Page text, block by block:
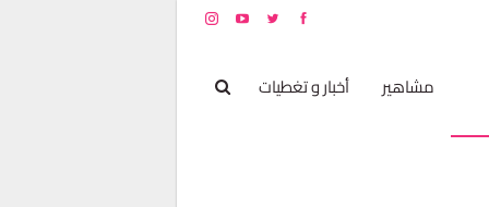
مشاهير أخبار و تغطيات